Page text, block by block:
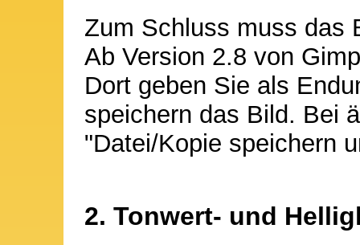
Zum Schluss muss das
Ab Version 2.8 von
Dort geben Sie als
speichern das Bild. Bei
"Datei/Kopie speichern
2. Tonwert- und